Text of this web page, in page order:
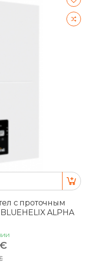
с проточным
ALPHA